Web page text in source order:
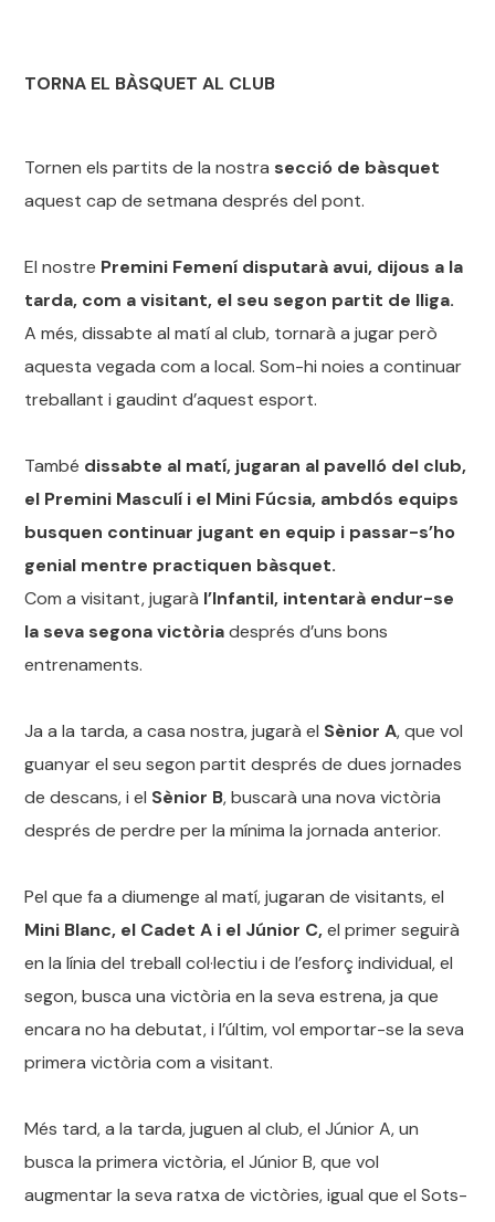
TORNA EL BÀSQUET AL CLUB
Tornen els partits de la nostra secció de bàsquet
aquest cap de setmana després del pont.
El nostre Premini Femení disputarà avui, dijous a la
tarda, com a visitant, el seu segon partit de lliga.
A més, dissabte al matí al club, tornarà a jugar però
aquesta vegada com a local. Som-hi noies a continuar
treballant i gaudint d’aquest esport.
També dissabte al matí, jugaran al pavelló del club,
el Premini Masculí i el Mini Fúcsia, ambdós equips
busquen continuar jugant en equip i passar-s’ho
genial mentre practiquen bàsquet.
Com a visitant, jugarà l’Infantil, intentarà endur-se
la seva segona victòriadesprés d’uns bons
entrenaments.
Ja a la tarda, a casa nostra, jugarà el Sènior A, que vol
guanyar el seu segon partit després de dues jornades
de descans, i el Sènior B, buscarà una nova victòria
després de perdre per la mínima la jornada anterior.
Pel que fa a diumenge al matí, jugaran de visitants, el
Mini Blanc, el Cadet A i el Júnior C,el primer seguirà
en la línia del treball col·lectiu i de l’esforç individual, el
segon, busca una victòria en la seva estrena, ja que
encara no ha debutat, i l’últim, vol emportar-se la seva
primera victòria com a visitant.
Més tard, a la tarda, juguen al club, el Júnior A, un
busca la primera victòria, el Júnior B, que vol
augmentar la seva ratxa de victòries, igual que el Sots-